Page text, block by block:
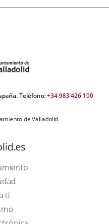
Teléfono:+34 983 426 100
de Valladolid
ti
This